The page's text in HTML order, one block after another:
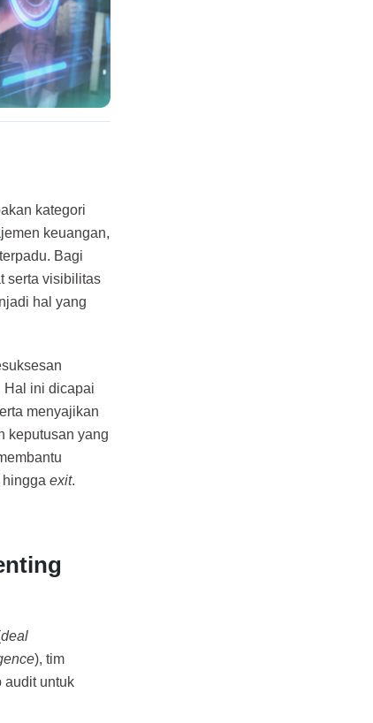
kategori
keuangan,
Bagi
serta visibilitas
hal yang
Hal ini dicapai
menyajikan
keputusan yang
exit.
deal
), tim
audit untuk